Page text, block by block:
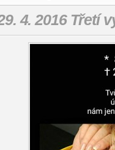
4. 2016 Třetí